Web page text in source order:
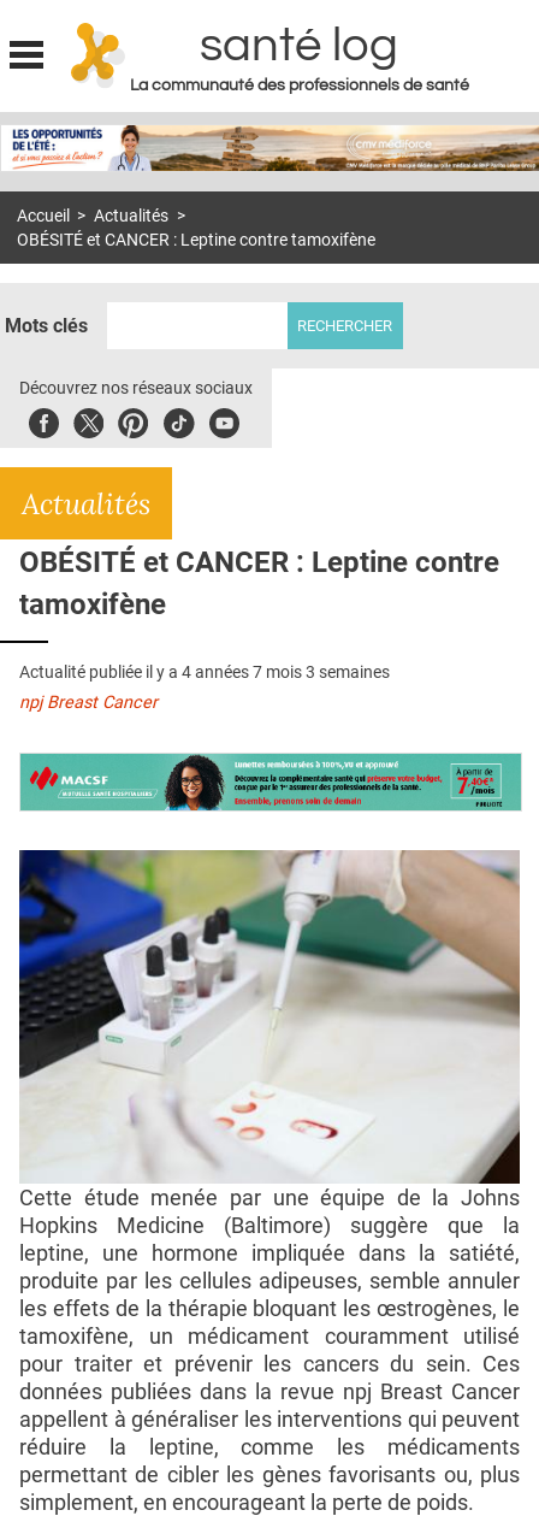
Jump to navigation
santé log
La communauté des professionnels de santé
MON COMPTE
S'ABONNER À LA REVUE SOIN À DOMICILE
DOSSIERS
E-REVUE SAD
L'APP
QUI SOMMES-NOUS ?
PUBLICITÉ
CONDITIONS GÉNÉRALES
CONTACT
Accueil > Actualités >
OBÉSITÉ et CANCER : Leptine contre tamoxifène
Mots clés
Découvrez nos réseaux sociaux
FacebookTwitterPinterest
TiktokYoubute
Actualités
OBÉSITÉ et CANCER : Leptine contre
tamoxifène
Actualité publiée il y a 4 années 7 mois 3 semaines
npj Breast Cancer
Cette étude menée par une équipe de la Johns
Hopkins Medicine (Baltimore) suggère que la
leptine, une hormone impliquée dans la satiété,
produite par les cellules adipeuses, semble annuler
les effets de la thérapie bloquant les œstrogènes, le
tamoxifène, un médicament couramment utilisé
pour traiter et prévenir les cancers du sein. Ces
données publiées dans la revue npj Breast Cancer
appellent à généraliser les interventions qui peuvent
réduire la leptine, comme les médicaments
permettant de cibler les gènes favorisants ou, plus
simplement, en encourageant la perte de poids.